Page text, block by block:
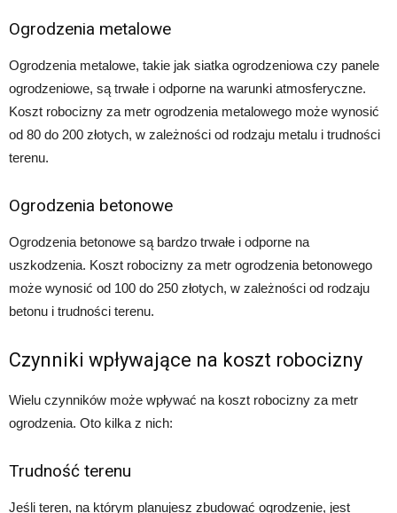
Ogrodzenia metalowe
Ogrodzenia metalowe, takie jak siatka ogrodzeniowa czy panele
ogrodzeniowe, są trwałe i odporne na warunki atmosferyczne.
Koszt robocizny za metr ogrodzenia metalowego może wynosić
od 80 do 200 złotych, w zależności od rodzaju metalu i trudności
terenu.
Ogrodzenia betonowe
Ogrodzenia betonowe są bardzo trwałe i odporne na
uszkodzenia. Koszt robocizny za metr ogrodzenia betonowego
może wynosić od 100 do 250 złotych, w zależności od rodzaju
betonu i trudności terenu.
Czynniki wpływające na koszt robocizny
Wielu czynników może wpływać na koszt robocizny za metr
ogrodzenia. Oto kilka z nich:
Trudność terenu
Jeśli teren, na którym planujesz zbudować ogrodzenie, jest